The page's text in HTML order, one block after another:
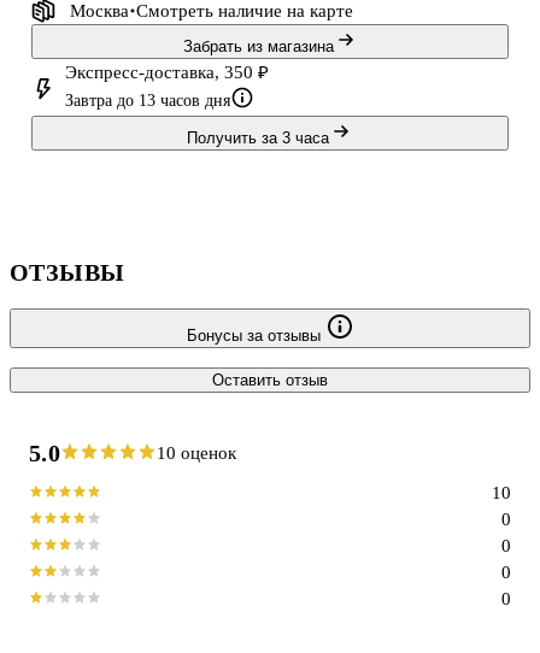
профессионалами, которые продумывают до мелочей каждую
Москва Смотреть наличие на карте
Забрать из магазина
Экспресс-доставка, 350 ₽
Завтра до 13 часов дня
Получить за 3 часа
ОТЗЫВЫ
Бонусы за отзывы
Оставить отзыв
5.0 10 оценок
0
0
0
0
10